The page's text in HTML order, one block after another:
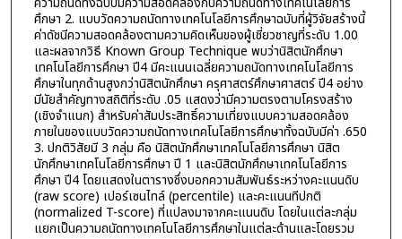
ศึกษา 2. แบบวัดความถนัดทางเทคโนโลยีการศึกษาฉบับที่ผู้วิจัยสร้างนี้
ค่าดัชนีความสอดคล้องตามความคิดเห็นของผู้เชี่ยวชาญที่ระดับ 1.00
และผลจากวิธี Known Group Technique พบว่านิสิตนักศึกษา
เทคโนโลยีการศึกษา ปี4 มีคะแนนเฉลี่ยความถนัดทางเทคโนโลยีการ
ศึกษาในทุกด้านสูงกว่านิสิตนักศึกษา ครุศาสตร์ศึกษาศาสตร์ ปี4 อย่าง
มีนัยสำคัญทางสถิติที่ระดับ .05 แสดงว่ามีความตรงตามโครงสร้าง
(เชิงจำแนก) สำหรับค่าสัมประสิทธิ์ความเที่ยงแบบความสอดคล้อง
ภายในของแบบวัดความถนัดทางเทคโนโลยีการศึกษาทั้งฉบับมีค่า .650
3. ปกติวิสัยมี 3 กลุ่ม คือ นิสิตนักศึกษาเทคโนโลยีการศึกษา นิสิต
นักศึกษาเทคโนโลยีการศึกษา ปี 1 และนิสิตนักศึกษาเทคโนโลยีการ
ศึกษา ปี4 โดยแสดงในตารางซึ่งบอกความสัมพันธ์ระหว่างคะแนนดิบ
(raw score) เปอร์เซนไทล์ (percentile) และคะแนนทีปกติ
(normalized T-score) ที่แปลงมาจากคะแนนดิบ โดยในแต่ละกลุ่ม
แยกเป็นความถนัดทางเทคโนโลยีการศึกษาในแต่ละด้านและโดยรวม